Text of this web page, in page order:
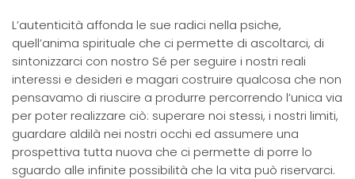
L’autenticità affonda le sue radici nella psiche,
quell’anima spirituale che ci permette di ascoltarci, di
sintonizzarci con nostro Sé per seguire i nostri reali
interessi e desideri e magari costruire qualcosa che non
pensavamo di riuscire a produrre percorrendo l’unica via
per poter realizzare ciò: superare noi stessi, i nostri limiti,
guardare aldilà nei nostri occhi ed assumere una
prospettiva tutta nuova che ci permette di porre lo
sguardo alle infinite possibilità che la vita può riservarci.